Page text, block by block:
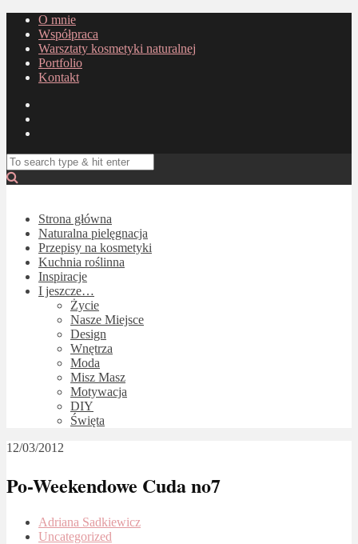
O mnie
Współpraca
Warsztaty kosmetyki naturalnej
Portfolio
Kontakt
Strona główna
Naturalna pielęgnacja
Przepisy na kosmetyki
Kuchnia roślinna
Inspiracje
I jeszcze…
Życie
Nasze Miejsce
Design
Wnętrza
Moda
Misz Masz
Motywacja
DIY
Święta
12/03/2012
Po-Weekendowe Cuda no7
Adriana Sadkiewicz
Uncategorized